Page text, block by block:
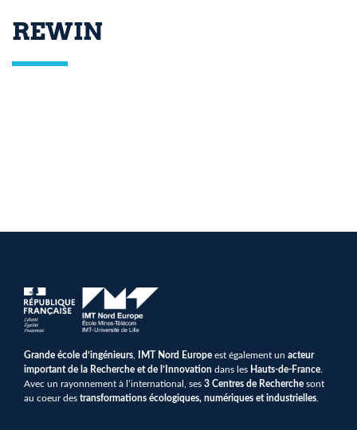
REWIN
Grande école d’ingénieurs IMT Nord Europe est également un acteur
important de la Recherche et de l’Innovation dans les Hauts-de-France
Avec un rayonnement à l’international, ses 3 Centres de Recherche sont
au coeur des transformations écologiques, numériques et industrielles